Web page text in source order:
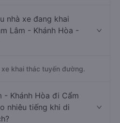
nhà xe đang khai
Lâm - Khánh Hòa -
khai thác tuyến đường.
- Khánh Hòa đi Cẩm
nhiêu tiếng khi di